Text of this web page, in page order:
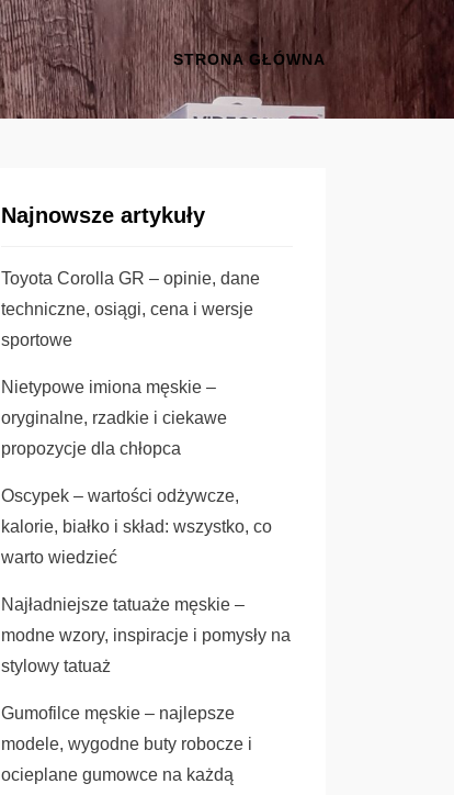
STRONA GŁÓWNA
Najnowsze artykuły
Toyota Corolla GR – opinie, dane
techniczne, osiągi, cena i wersje
sportowe
Nietypowe imiona męskie –
oryginalne, rzadkie i ciekawe
propozycje dla chłopca
Oscypek – wartości odżywcze,
kalorie, białko i skład: wszystko, co
warto wiedzieć
Najładniejsze tatuaże męskie –
modne wzory, inspiracje i pomysły na
stylowy tatuaż
Gumofilce męskie – najlepsze
modele, wygodne buty robocze i
ocieplane gumowce na każdą